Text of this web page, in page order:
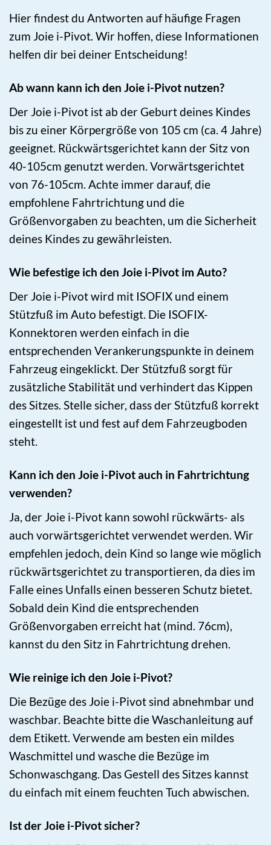
Hier findest du Antworten auf häufige Fragen
zum Joie i-Pivot. Wir hoffen, diese Informationen
helfen dir bei deiner Entscheidung!
Ab wann kann ich den Joie i-Pivot nutzen?
Der Joie i-Pivot ist ab der Geburt deines Kindes
bis zu einer Körpergröße von 105 cm (ca. 4 Jahre)
geeignet. Rückwärtsgerichtet kann der Sitz von
40-105cm genutzt werden. Vorwärtsgerichtet
von 76-105cm. Achte immer darauf, die
empfohlene Fahrtrichtung und die
Größenvorgaben zu beachten, um die Sicherheit
deines Kindes zu gewährleisten.
Wie befestige ich den Joie i-Pivot im Auto?
Der Joie i-Pivot wird mit ISOFIX und einem
Stützfuß im Auto befestigt. Die ISOFIX-
Konnektoren werden einfach in die
entsprechenden Verankerungspunkte in deinem
Fahrzeug eingeklickt. Der Stützfuß sorgt für
zusätzliche Stabilität und verhindert das Kippen
des Sitzes. Stelle sicher, dass der Stützfuß korrekt
eingestellt ist und fest auf dem Fahrzeugboden
steht.
Kann ich den Joie i-Pivot auch in Fahrtrichtung
verwenden?
Ja, der Joie i-Pivot kann sowohl rückwärts- als
auch vorwärtsgerichtet verwendet werden. Wir
empfehlen jedoch, dein Kind so lange wie möglich
rückwärtsgerichtet zu transportieren, da dies im
Falle eines Unfalls einen besseren Schutz bietet.
Sobald dein Kind die entsprechenden
Größenvorgaben erreicht hat (mind. 76cm),
kannst du den Sitz in Fahrtrichtung drehen.
Wie reinige ich den Joie i-Pivot?
Die Bezüge des Joie i-Pivot sind abnehmbar und
waschbar. Beachte bitte die Waschanleitung auf
dem Etikett. Verwende am besten ein mildes
Waschmittel und wasche die Bezüge im
Schonwaschgang. Das Gestell des Sitzes kannst
du einfach mit einem feuchten Tuch abwischen.
Ist der Joie i-Pivot sicher?